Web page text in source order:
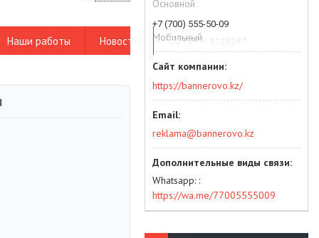
Наши работы Новости Обмен и возврат
Основной
+7 (700) 555-50-09
Мобильный
https://bannerovo.kz/
reklama@bannerovo.kz
Whatsapp:
https://wa.me/77005555009